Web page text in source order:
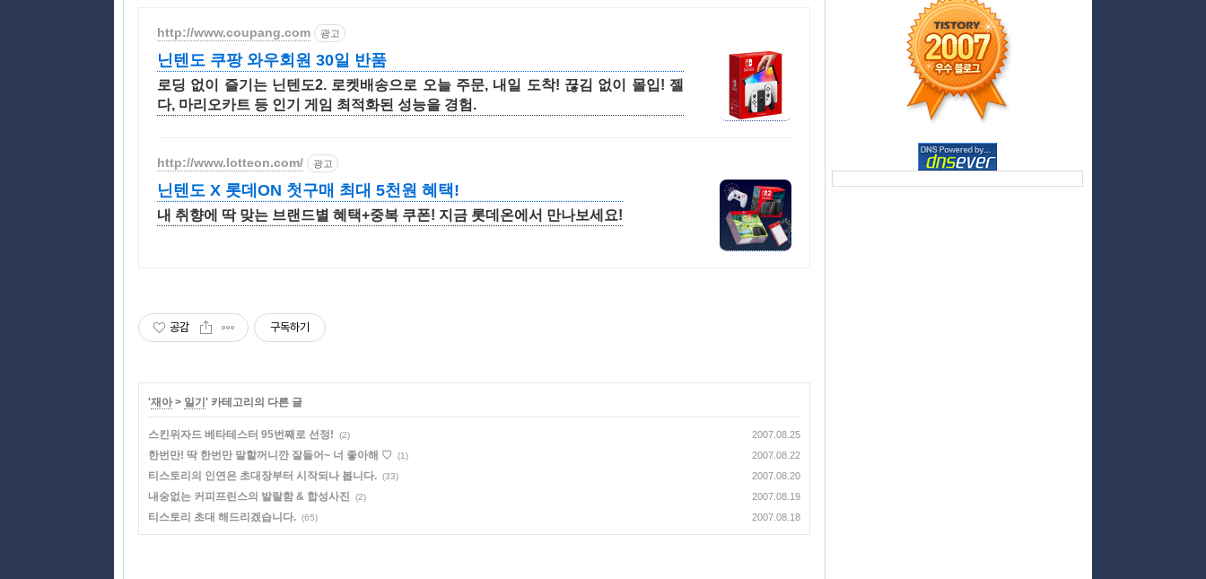
http://www.coupang.com 광고
닌텐도 쿠팡 와우회원 30일 반품
로딩 없이 즐기는 닌텐도2. 로켓배송으로 오늘 주문, 내일 도착! 끊김 없이 몰입! 젤
다, 마리오카트 등 인기 게임 최적화된 성능을 경험.
http://www.lotteon.com/ 광고
닌텐도 X 롯데ON 첫구매 최대 5천원 혜택!
내 취향에 딱 맞는 브랜드별 혜택+중복 쿠폰! 지금 롯데온에서 만나보세요!
공감 구독하기
'재아> 일기 ' 카테고리의 다른 글
스킨위자드 베타테스터 95번째로 선정! (2) 2007.08.25
한번만! 딱 한번만 말할꺼니깐 잘들어~ 너 좋아해 ♡ (1) 2007.08.22
티스토리의 인연은 초대장부터 시작되나 봅니다. (33) 2007.08.20
내숭없는 커피프린스의 발랄함 & 합성사진 (2) 2007.08.19
티스토리 초대 해드리겠습니다. (65) 2007.08.18